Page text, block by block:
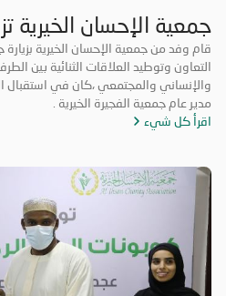
جمعية الإحسان الخيرية
الخيرية
قام وفد من جمعية الإحسان الخيرية
التعاون وتوطيد العلاقات الثنائية بين
والإنساني والمجتمعي ،كان في
مدير عام جمعية الفجيرة الخيرية .
اقرأ كل شيء